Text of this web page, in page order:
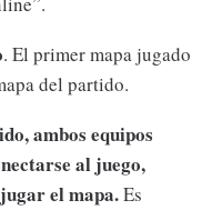
. El primer mapa jugado
del partido.
ambos equipos
al juego,
el mapa.Es